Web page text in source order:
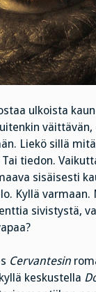
ulkoista
Liekö sillä
tiedon.
sisäisesti
Kyllä varmaan.
sivistystä,
Cervantesin
keskustella